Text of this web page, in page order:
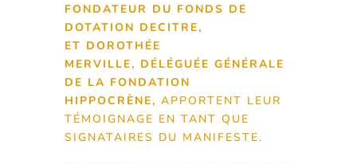
FONDATEUR DU FONDS DE
DOTATION DECITRE,
ET DOROTHÉE
MERVILLE, DÉLÉGUÉE GÉNÉRALE
DE LA FONDATION
HIPPOCRÈNE, APPORTENT LEUR
TÉMOIGNAGE EN TANT QUE
SIGNATAIRES DU MANIFESTE.